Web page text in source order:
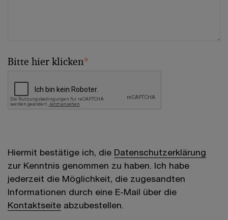
Bitte hier klicken*
Hiermit bestätige ich, die Datenschutzerklärung
zur Kenntnis genommen zu haben. Ich habe
jederzeit die Möglichkeit, die zugesandten
Informationen durch eine E-Mail über die
Kontaktseite abzubestellen.